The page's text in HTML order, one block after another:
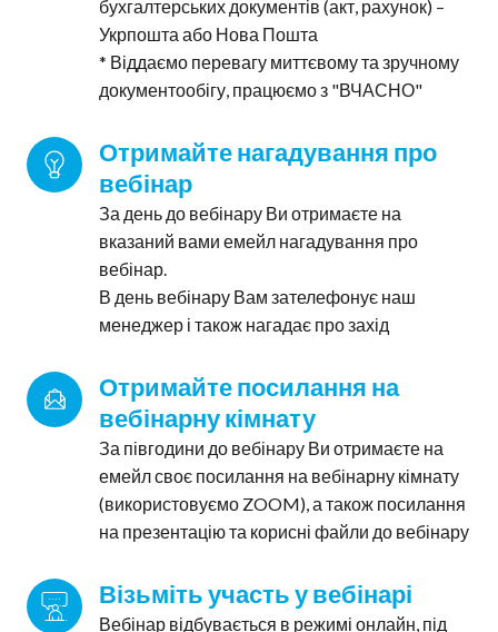
бухгалтерських документів (акт, рахунок) –
Укрпошта або Нова Пошта
* Віддаємо перевагу миттєвому та зручному
документообігу, працюємо з "ВЧАСНО"
Отримайте нагадування про
вебінар
За день до вебінару Ви отримаєте на
вказаний вами емейл нагадування про
вебінар.
В день вебінару Вам зателефонує наш
менеджер і також нагадає про захід
Отримайте посилання на
вебінарну кімнату
За півгодини до вебінару Ви отримаєте на
емейл своє посилання на вебінарну кімнату
(використовуємо ZOOM), а також посилання
на презентацію та корисні файли до вебінару
Візьміть участь у вебінарі
Вебінар відбувається в режимі онлайн, під